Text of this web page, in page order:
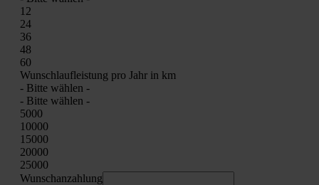
12
24
36
48
60
Wunsch­lauf­leis­tung pro Jahr in km
- Bit­te wäh­len -
- Bit­te wäh­len -
5000
10000
15000
20000
25000
Wunschan­zah­lung